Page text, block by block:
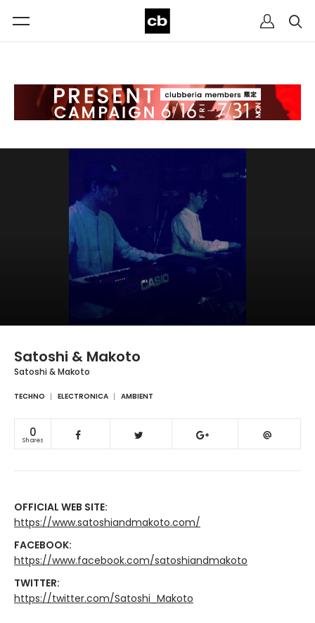
Satoshi & Makoto
Satoshi & Makoto
TECHNO ELECTRONICA AMBIENT
0
Shares
OFFICIAL WEB SITE:
https://www.satoshiandmakoto.com/
FACEBOOK:
https://www.facebook.com/satoshiandmakoto
TWITTER:
https://twitter.com/Satoshi_Makoto